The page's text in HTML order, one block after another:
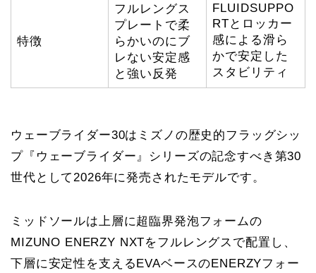
特徴
フルレングス
プレートで柔
らかいのにブ
レない安定感
と強い反発
FLUIDSUPPO
RTとロッカー
感による滑ら
かで安定した
スタビリティ
ウェーブライダー30はミズノの歴史的フラッグシッ
プ『ウェーブライダー』シリーズの記念すべき第30
世代として2026年に発売されたモデルです。
ミッドソールは上層に超臨界発泡フォームの
MIZUNO ENERZY NXTをフルレングスで配置し、
下層に安定性を支えるEVAベースのENERZYフォー